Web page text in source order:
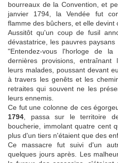
bourreaux de la Convention, et
janvier 1794, la Vendée fut
flamme des bûchers, et elle devint
Aussitôt qu'un coup de fusil
dévastatrice, les pauvres
"Entendez-vous l'horloge de
dernières provisions, entraînant
leurs malades, poussant devant
à travers les genêts et les
retraites qui souvent ne les
leurs ennemis.
Ce fut une colonne de ces
1794 , passa sur le territoire
boucherie, immolant quatre cent
plus d'un tiers n'étaient que des
Ce massacre fut suivi d'un
quelques jours après. Les